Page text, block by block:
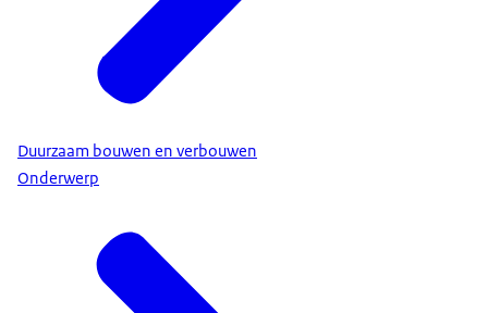
Duurzaam bouwen en verbouwen
Onderwerp